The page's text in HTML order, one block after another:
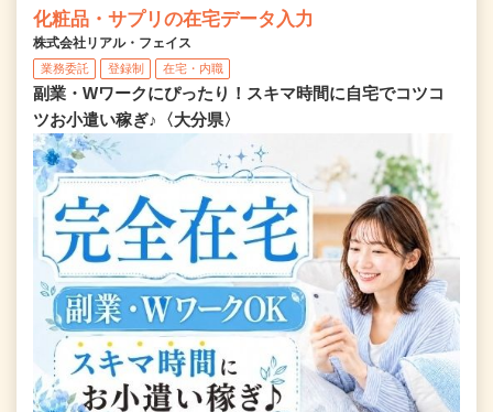
化粧品・サプリの在宅データ入力
株式会社リアル・フェイス
業務委託 登録制 在宅・内職
副業・Wワークにぴったり！スキマ時間に自宅でコツコ
ツお小遣い稼ぎ♪〈大分県〉